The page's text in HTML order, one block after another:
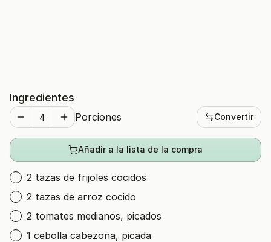
Ingredientes
Porciones Convertir
Añadir a la lista de la compra
2 tazas de frijoles cocidos
2 tazas de arroz cocido
2 tomates medianos, picados
1 cebolla cabezona, picada